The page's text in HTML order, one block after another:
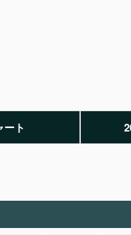
ート